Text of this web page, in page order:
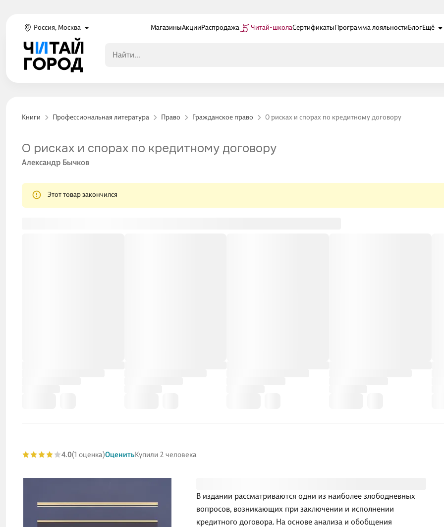
Россия, Москва МагазиныАкцииРаспродажа Читай-школаСертификатыПрограмма лояльностиБлогЕщё
Книги Профессиональная литература Право Гражданское право О рисках и спорах по кредитному договору
В издании рассматриваются одни из наиболее злободневных
вопросов, возникающих при заключении и исполнении
кредитного договора. На основе анализа и обобщения
О рисках и спорах по кредитному договору
Александр Бычков
Этот товар закончился
4.0(1 оценка)ОценитьКупили 2 человека